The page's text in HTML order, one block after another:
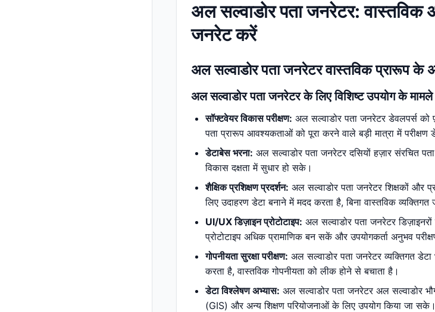
अल सल्वाडोर पता जनरेटर: वास्तविक
जनरेट करें
अल सल्वाडोर पता जनरेटर वास्तविक प्रारूप
अल सल्वाडोर पता जनरेटर के लिए विशिष्ट उपयोग के मामले
सॉफ्टवेयर विकास परीक्षण: अल सल्वाडोर पता जनरेटर डेवलपर्स को
पता प्रारूप आवश्यकताओं को पूरा करने वाले बड़ी मात्रा में
डेटाबेस भरना: अल सल्वाडोर पता जनरेटर दसियों हज़ार संरचित
विकास दक्षता में सुधार हो सके।
शैक्षिक प्रशिक्षण प्रदर्शन: अल सल्वाडोर पता जनरेटर शिक्षकों और
लिए उदाहरण डेटा बनाने में मदद करता है, बिना वास्तविक व्यक्तिगत
UI/UX डिज़ाइन प्रोटोटाइप: अल सल्वाडोर पता जनरेटर
प्रोटोटाइप अधिक प्रामाणिक बन सकें और उपयोगकर्ता अनुभव
गोपनीयता सुरक्षा परीक्षण: अल सल्वाडोर पता जनरेटर व्यक्तिगत
करता है, वास्तविक गोपनीयता को लीक होने से बचाता है।
डेटा विश्लेषण अभ्यास: अल सल्वाडोर पता जनरेटर अल सल्वाडोर
(GIS) और अन्य शिक्षण परियोजनाओं के लिए उपयोग किया जा सके।